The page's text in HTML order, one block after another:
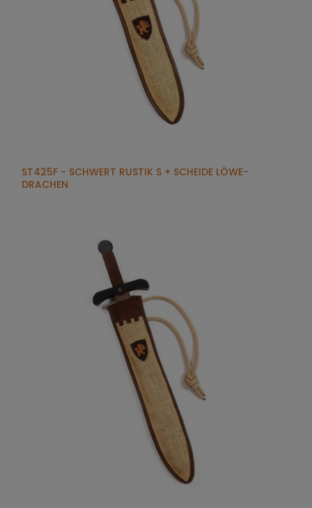
ST425F - SCHWERT RUSTIK S + SCHEIDE LÖWE-
DRACHEN